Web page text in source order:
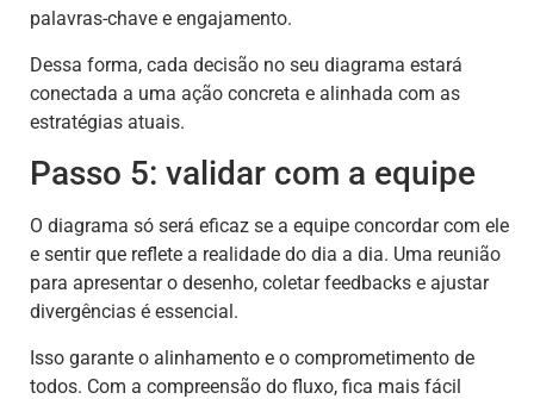
palavras-chave e engajamento.
Dessa forma, cada decisão no seu diagrama estará
conectada a uma ação concreta e alinhada com as
estratégias atuais.
Passo 5: validar com a equipe
O diagrama só será eficaz se a equipe concordar com ele
e sentir que reflete a realidade do dia a dia. Uma reunião
para apresentar o desenho, coletar feedbacks e ajustar
divergências é essencial.
Isso garante o alinhamento e o comprometimento de
todos. Com a compreensão do fluxo, fica mais fácil